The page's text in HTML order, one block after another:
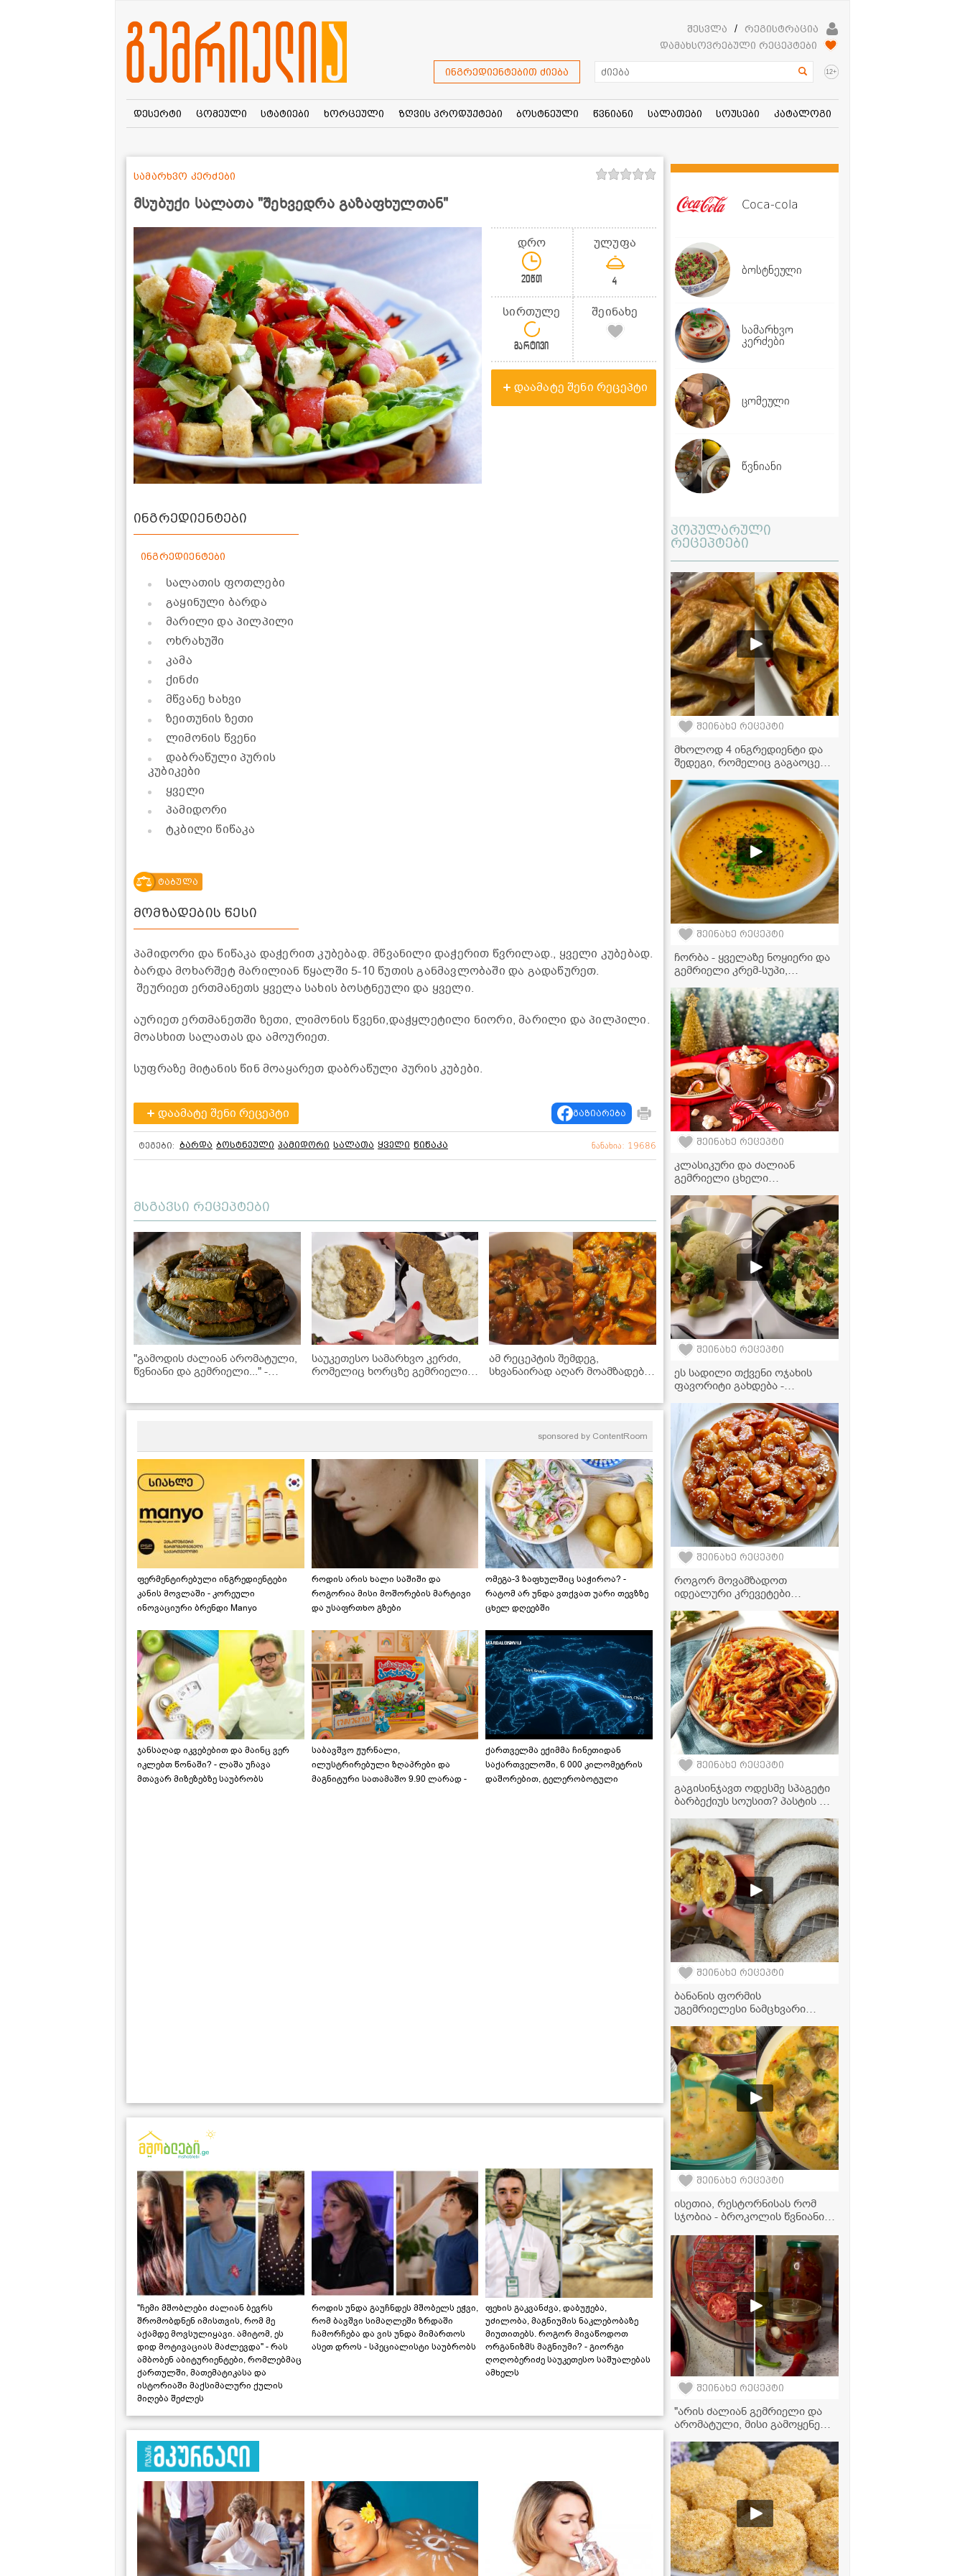
შესვლა /
რეგისტრაცია
დამახსოვრებული რეცეპტები
ინგრედიენტებით ძიება 12+
დესერტი ცომეული სტატიები ხორცეული ზღვის პროდუქტები ბოსტნეული წვნიანი სალათები სოუსები კატალოგი
მსუბუქი სალათა "შეხვედრა გაზაფხულთან"
სამარხვო კერძები
დრო
20წთ
ულუფა
4
სირთულე
მარტივი
შეინახე
დაამატე შენი რეცეპტი
ინგრედიენტები
ინგრედიენტები
სალათის ფოთლები
გაყინული ბარდა
მარილი და პილპილი
ოხრახუში
კამა
ქინძი
მწვანე ხახვი
ზეითუნის ზეთი
ლიმონის წვენი
დაბრაწული პურის
კუბიკები
ყველი
პამიდორი
ტკბილი წიწაკა
ტაბულა
მომზადების წესი
პამიდორი და წიწაკა დაჭერით კუბებად. მწვანილი დაჭერით წვრილად., ყველი კუბებად.
ბარდა მოხარშეტ მარილიან წყალში 5-10 წუთის განმავლობაში და გადაწურეთ.
შეურიეთ ერთმანეთს ყველა სახის ბოსტნეული და ყველი.
აურიეთ ერთმანეთში ზეთი, ლიმონის წვენი,დაჭყლეტილი ნიორი, მარილი და პილპილი.
მოასხით სალათას და ამოურიეთ.
სუფრაზე მიტანის წინ მოაყარეთ დაბრაწული პურის კუბები.
დაამატე შენი რეცეპტი გაზიარება
ტეგები: ბარდა ბოსტნეული პამიდორი სალათა ყველი წიწაკა ნანახია: 19686
მსგავსი რეცეპტები
"გამოდის ძალიან არომატული,
წვნიანი და გემრიელი..." -
საუკეთესო სამარხვო კერძი,
რომელიც ხორცზე გემრიელია!
ამ რეცეპტის შემდეგ,
სხვანაირად აღარ მოამზადებთ!
sponsored by ContentRoom
ფერმენტირებული ინგრედიენტები
კანის მოვლაში - კორეული
ინოვაციური ბრენდი Manyo
როდის არის ხალი საშიში და
როგორია მისი მოშორების მარტივი
და უსაფრთხო გზები
ომეგა-3 ზაფხულშიც საჭიროა? -
რატომ არ უნდა ვთქვათ უარი თევზზე
ცხელ დღეებში
ჯანსაღად იკვებებით და მაინც ვერ
იკლებთ წონაში? - ლაშა უჩავა
მთავარ მიზეზებზე საუბრობს
საბავშვო ჟურნალი,
ილუსტრირებული ზღაპრები და
მაგნიტური სათამაშო 9.90 ლარად -
ქართველმა ექიმმა ჩინეთიდან
საქართველოში, 6 000 კილომეტრის
დაშორებით, ტელერობოტული
"ჩემი მშობლები ძალიან ბევრს
შრომობდნენ იმისთვის, რომ მე
აქამდე მოვსულიყავი. ამიტომ, ეს
დიდ მოტივაციას მაძლევდა" - რას
ამბობენ აბიტურიენტები, რომლებმაც
ქართულში, მათემატიკასა და
ისტორიაში მაქსიმალური ქულის
მიღება შეძლეს
როდის უნდა გაუჩნდეს მშობელს ეჭვი,
რომ ბავშვი სიმაღლეში ზრდაში
ჩამორჩება და ვის უნდა მიმართოს
ასეთ დროს - სპეციალისტი საუბრობს
ფეხის გაკვანძვა, დაბუჟება,
უძილობა, მაგნიუმის ნაკლებობაზე
მიუთითებს. როგორ მივაწოდოთ
ორგანიზმს მაგნიუმი? - გიორგი
ღოღობერიძე საუკეთესო საშუალებას
ამხელს
Coca-cola
ბოსტნეული
სამარხვო
კერძები
ცომეული
წვნიანი
პოპულარული
რეცეპტები
შეინახე რეცეპტი
მხოლოდ 4 ინგრედიენტი და
შედეგი, რომელიც გაგაოცებთ
რეცეპტი
შეინახე რეცეპტი
ჩორბა - ყველაზე ნოყიერი და
გემრიელი კრემ-სუპი,
შეუყვარდება!
შეინახე რეცეპტი
კლასიკური და ძალიან
გემრიელი ცხელი
რომელიც იდეალურია ცივი
დღეებისთვის
შეინახე რეცეპტი
ეს სადილი თქვენი ოჯახის
ფავორიტი გახდება -
ნაღების სოუსში
შეინახე რეცეპტი
როგორ მოვამზადოთ
იდეალური კრევეტები
და მარტივი რეცეპტი
შეინახე რეცეპტი
გაგისინჯავთ ოდესმე სპაგეტი
ბარბექიუს სოუსით? პასტის ეს
ვახშამი გახდება
შეინახე რეცეპტი
ბანანის ფორმის
უგემრიელესი ნამცხვარი
გულსართით - დესერტი,
რომელიც პირში დნება!
შეინახე რეცეპტი
ისეთია, რესტორნისას რომ
სჯობია - ბროკოლის წვნიანი
ბავშვებსაც კი შეუყვარდებათ!
შეინახე რეცეპტი
"არის ძალიან გემრიელი და
არომატული, მისი გამოყენება
კერძთან და სალათასთან" -
პამიდვრის მარინადი